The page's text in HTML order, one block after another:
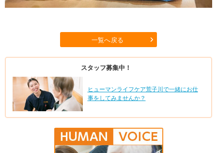
一覧へ戻る
スタッフ募集中！
ヒューマンライフケア荒子川で一緒にお仕
事をしてみませんか？